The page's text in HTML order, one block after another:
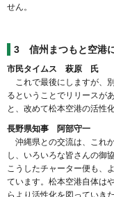
せん。
3 信州まつもと空港
市民タイムス 萩原 氏
これで最後にしますが、
るということでリリースが
と、改めて松本空港の活性
長野県知事 阿部守一
沖縄県との交流は、これ
し、いろいろな皆さんの御
こうしたチャーター便も、
ています。松本空港自体は
らより活性化を図っていき